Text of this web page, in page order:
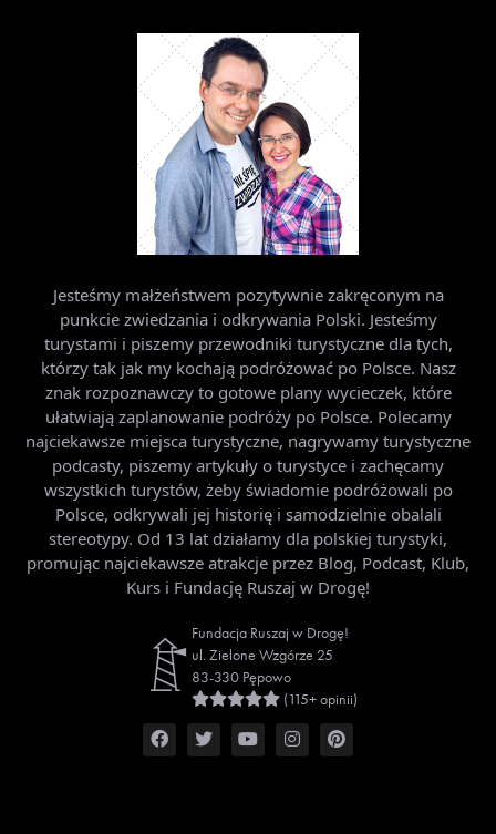
Jesteśmy małżeństwem pozytywnie zakręconym na
punkcie zwiedzania i odkrywania Polski. Jesteśmy
turystami i piszemy przewodniki turystyczne dla tych,
którzy tak jak my kochają podróżować po Polsce. Nasz
znak rozpoznawczy to gotowe plany wycieczek, które
ułatwiają zaplanowanie podróży po Polsce. Polecamy
najciekawsze miejsca turystyczne, nagrywamy turystyczne
podcasty, piszemy artykuły o turystyce i zachęcamy
wszystkich turystów, żeby świadomie podróżowali po
Polsce, odkrywali jej historię i samodzielnie obalali
stereotypy. Od 13 lat działamy dla polskiej turystyki,
promując najciekawsze atrakcje przez Blog, Podcast, Klub,
Kurs i Fundację Ruszaj w Drogę!
Fundacja Ruszaj w Drogę!
ul. Zielone Wzgórze 25
83-330 Pępowo
(115+ opinii)